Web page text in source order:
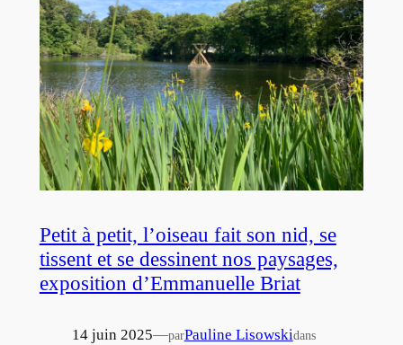
Petit à petit, l’oiseau fait son nid, se
tissent et se dessinent nos paysages,
exposition d’Emmanuelle Briat
14 juin 2025—parPauline Lisowskidans